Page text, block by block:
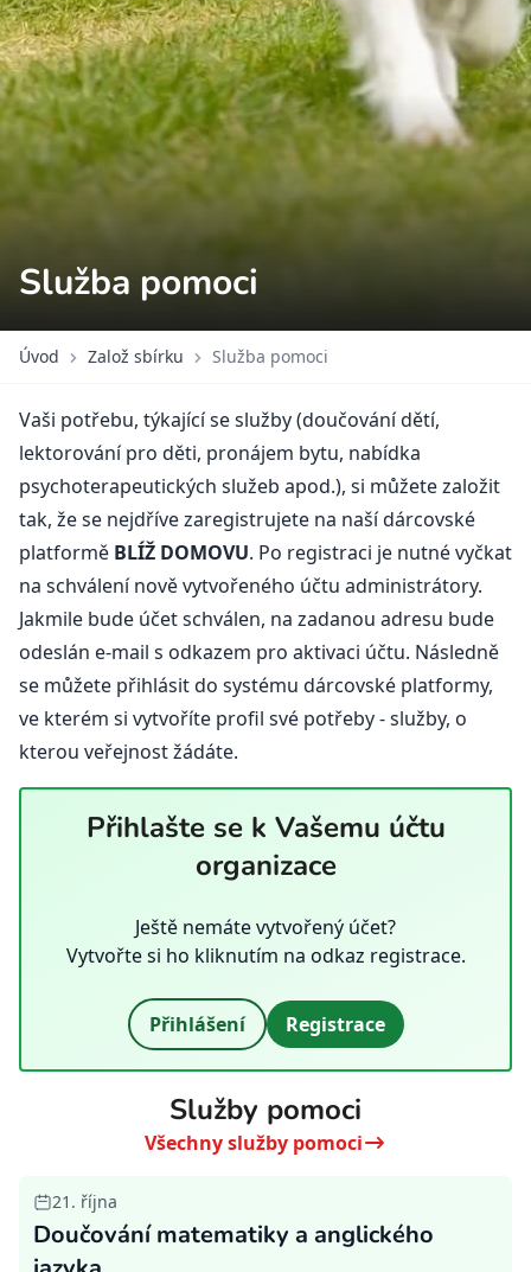
Služba pomoci
Úvod Založ sbírku Služba pomoci
Vaši potřebu, týkající se služby (doučování dětí,
lektorování pro děti, pronájem bytu, nabídka
psychoterapeutických služeb apod.), si můžete založit
tak, že se nejdříve zaregistrujete na naší dárcovské
platformě BLÍŽ DOMOVU. Po registraci je nutné vyčkat
na schválení nově vytvořeného účtu administrátory.
Jakmile bude účet schválen, na zadanou adresu bude
odeslán e-mail s odkazem pro aktivaci účtu. Následně
se můžete přihlásit do systému dárcovské platformy,
ve kterém si vytvoříte profil své potřeby - služby, o
kterou veřejnost žádáte.
Přihlašte se k Vašemu účtu
organizace
Ještě nemáte vytvořený účet?
Vytvořte si ho kliknutím na odkaz registrace.
Přihlášení Registrace
Služby pomoci
Všechny služby pomoci
21. října
Doučování matematiky a anglického